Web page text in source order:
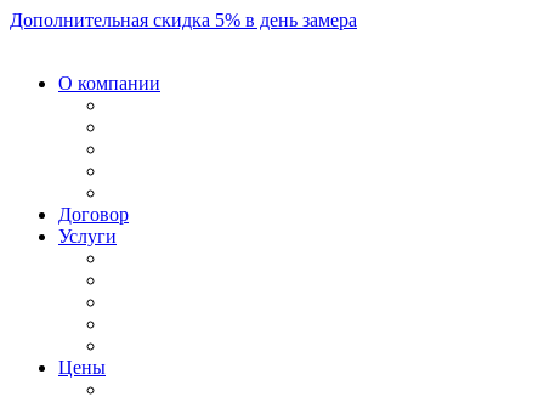
Дополнительная скидка 5% в день замера
О компании
Договор
Услуги
Цены